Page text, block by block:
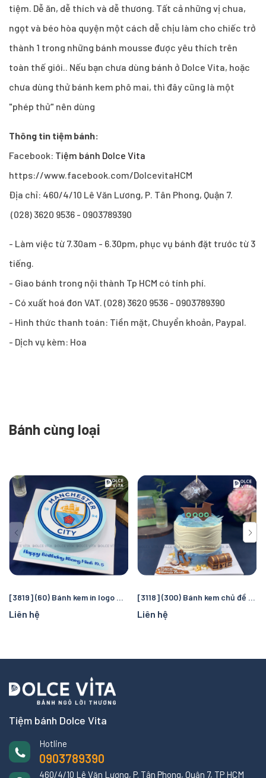
tiệm. Dễ ăn, dễ thích và dễ thương. Tất cả những vị chua,
ngọt và béo hòa quyện một cách dễ chịu làm cho chiếc trở
thành 1 trong những bánh mousse được yêu thích trên
toàn thế giới.. Nếu bạn chưa dùng bánh ở Dolce Vita, hoặc
chưa dùng thử bánh kem phô mai, thì đây cũng là một
"phép thử" nên dùng
Thông tin tiệm bánh:
Facebook: Tiệm bánh Dolce Vita
https://www.facebook.com/DolcevitaHCM
Địa chỉ: 460/4/10 Lê Văn Lương, P. Tân Phong, Quận 7.
(028) 3620 9536 - 0903789390
- Làm việc từ 7.30am - 6.30pm, phục vụ bánh đặt trước từ 3
tiếng.
- Giao bánh trong nội thành Tp HCM có tính phí.
- Có xuất hoá đơn VAT. (028) 3620 9536 - 0903789390
- Hình thức thanh toán: Tiền mặt, Chuyển khoản, Paypal.
- Dịch vụ kèm: Hoa
Bánh cùng loại
[3819] (60) Bánh kem in logo Manchester City – Quà tặng sinh nhật hoàn hảo cho fan bóng đá
Liên hệ
[3118] (300) Bánh kem chủ đề cướp biển và đại dương – Chuyến truy tìm kho báu kỳ thú cho bé
Liên hệ
Tiệm bánh Dolce Vita
Hotline
0903789390
460/4/10 Lê Văn Lương, P. Tân Phong, Quận 7, TP HCM